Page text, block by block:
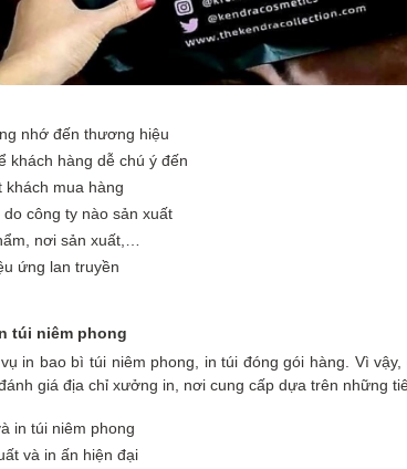
nhớ đến thương hiệu
khách hàng dễ chú ý đến
khách mua hàng
công ty nào sản xuất
nơi sản xuất,…
ứng lan truyền
túi niêm phong
in bao bì túi niêm phong, in túi đóng gói hàng. Vì
giá địa chỉ xưởng in, nơi cung cấp dựa trên những
in túi niêm phong
và in ấn hiện đại